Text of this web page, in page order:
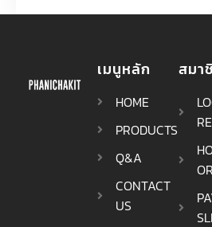
เมนูหลัก
HOME
PRODUCTS
Q&A
CONTACT
US
สมา